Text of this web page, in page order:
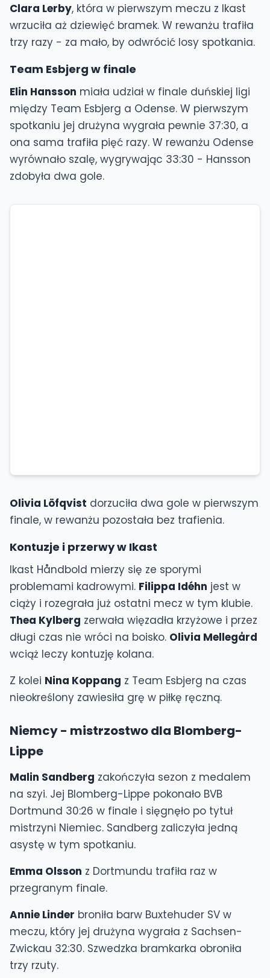
Clara Lerby, która w pierwszym meczu z Ikast
wrzuciła aż dziewięć bramek. W rewanżu trafiła
trzy razy - za mało, by odwrócić losy spotkania.
Team Esbjerg w finale
Elin Hansson miała udział w finale duńskiej ligi
między Team Esbjerg a Odense. W pierwszym
spotkaniu jej drużyna wygrała pewnie 37:30, a
ona sama trafiła pięć razy. W rewanżu Odense
wyrównało szalę, wygrywając 33:30 - Hansson
zdobyła dwa gole.
Olivia Löfqvist dorzuciła dwa gole w pierwszym
finale, w rewanżu pozostała bez trafienia.
Kontuzje i przerwy w Ikast
Ikast Håndbold mierzy się ze sporymi
problemami kadrowymi. Filippa Idéhn jest w
ciąży i rozegrała już ostatni mecz w tym klubie.
Thea Kylberg zerwała więzadła krzyżowe i przez
długi czas nie wróci na boisko. Olivia Mellegård
wciąż leczy kontuzję kolana.
Z kolei Nina Koppang z Team Esbjerg na czas
nieokreślony zawiesiła grę w piłkę ręczną.
Niemcy - mistrzostwo dla Blomberg-
Lippe
Malin Sandberg zakończyła sezon z medalem
na szyi. Jej Blomberg-Lippe pokonało BVB
Dortmund 30:26 w finale i sięgnęło po tytuł
mistrzyni Niemiec. Sandberg zaliczyła jedną
asystę w tym spotkaniu.
Emma Olsson z Dortmundu trafiła raz w
przegranym finale.
Annie Linder broniła barw Buxtehuder SV w
meczu, który jej drużyna wygrała z Sachsen-
Zwickau 32:30. Szwedzka bramkarka obroniła
trzy rzuty.